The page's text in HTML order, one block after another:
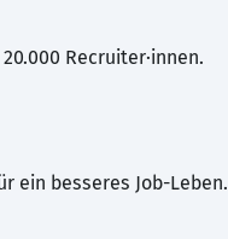
Recruiter·innen.
ein besseres Job-Leben.